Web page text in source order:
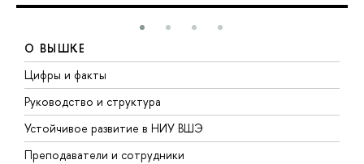
О ВЫШКЕ
Цифры и факты
Руководство и структура
Устойчивое развитие в НИУ ВШЭ
Преподаватели и сотрудники